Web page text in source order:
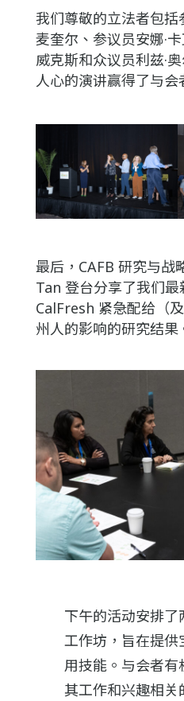
我们尊敬的立法者包括
麦奎尔、参议员安娜·
威克斯和众议员利兹·
人心的演讲赢得了与会
最后，CAFB 研究与
Tan 登台分享了我们
CalFresh 紧急配给（
州人的影响的研究结果
下午的活动安排了
工作坊，旨在提供
用技能。与会者有
其工作和兴趣相